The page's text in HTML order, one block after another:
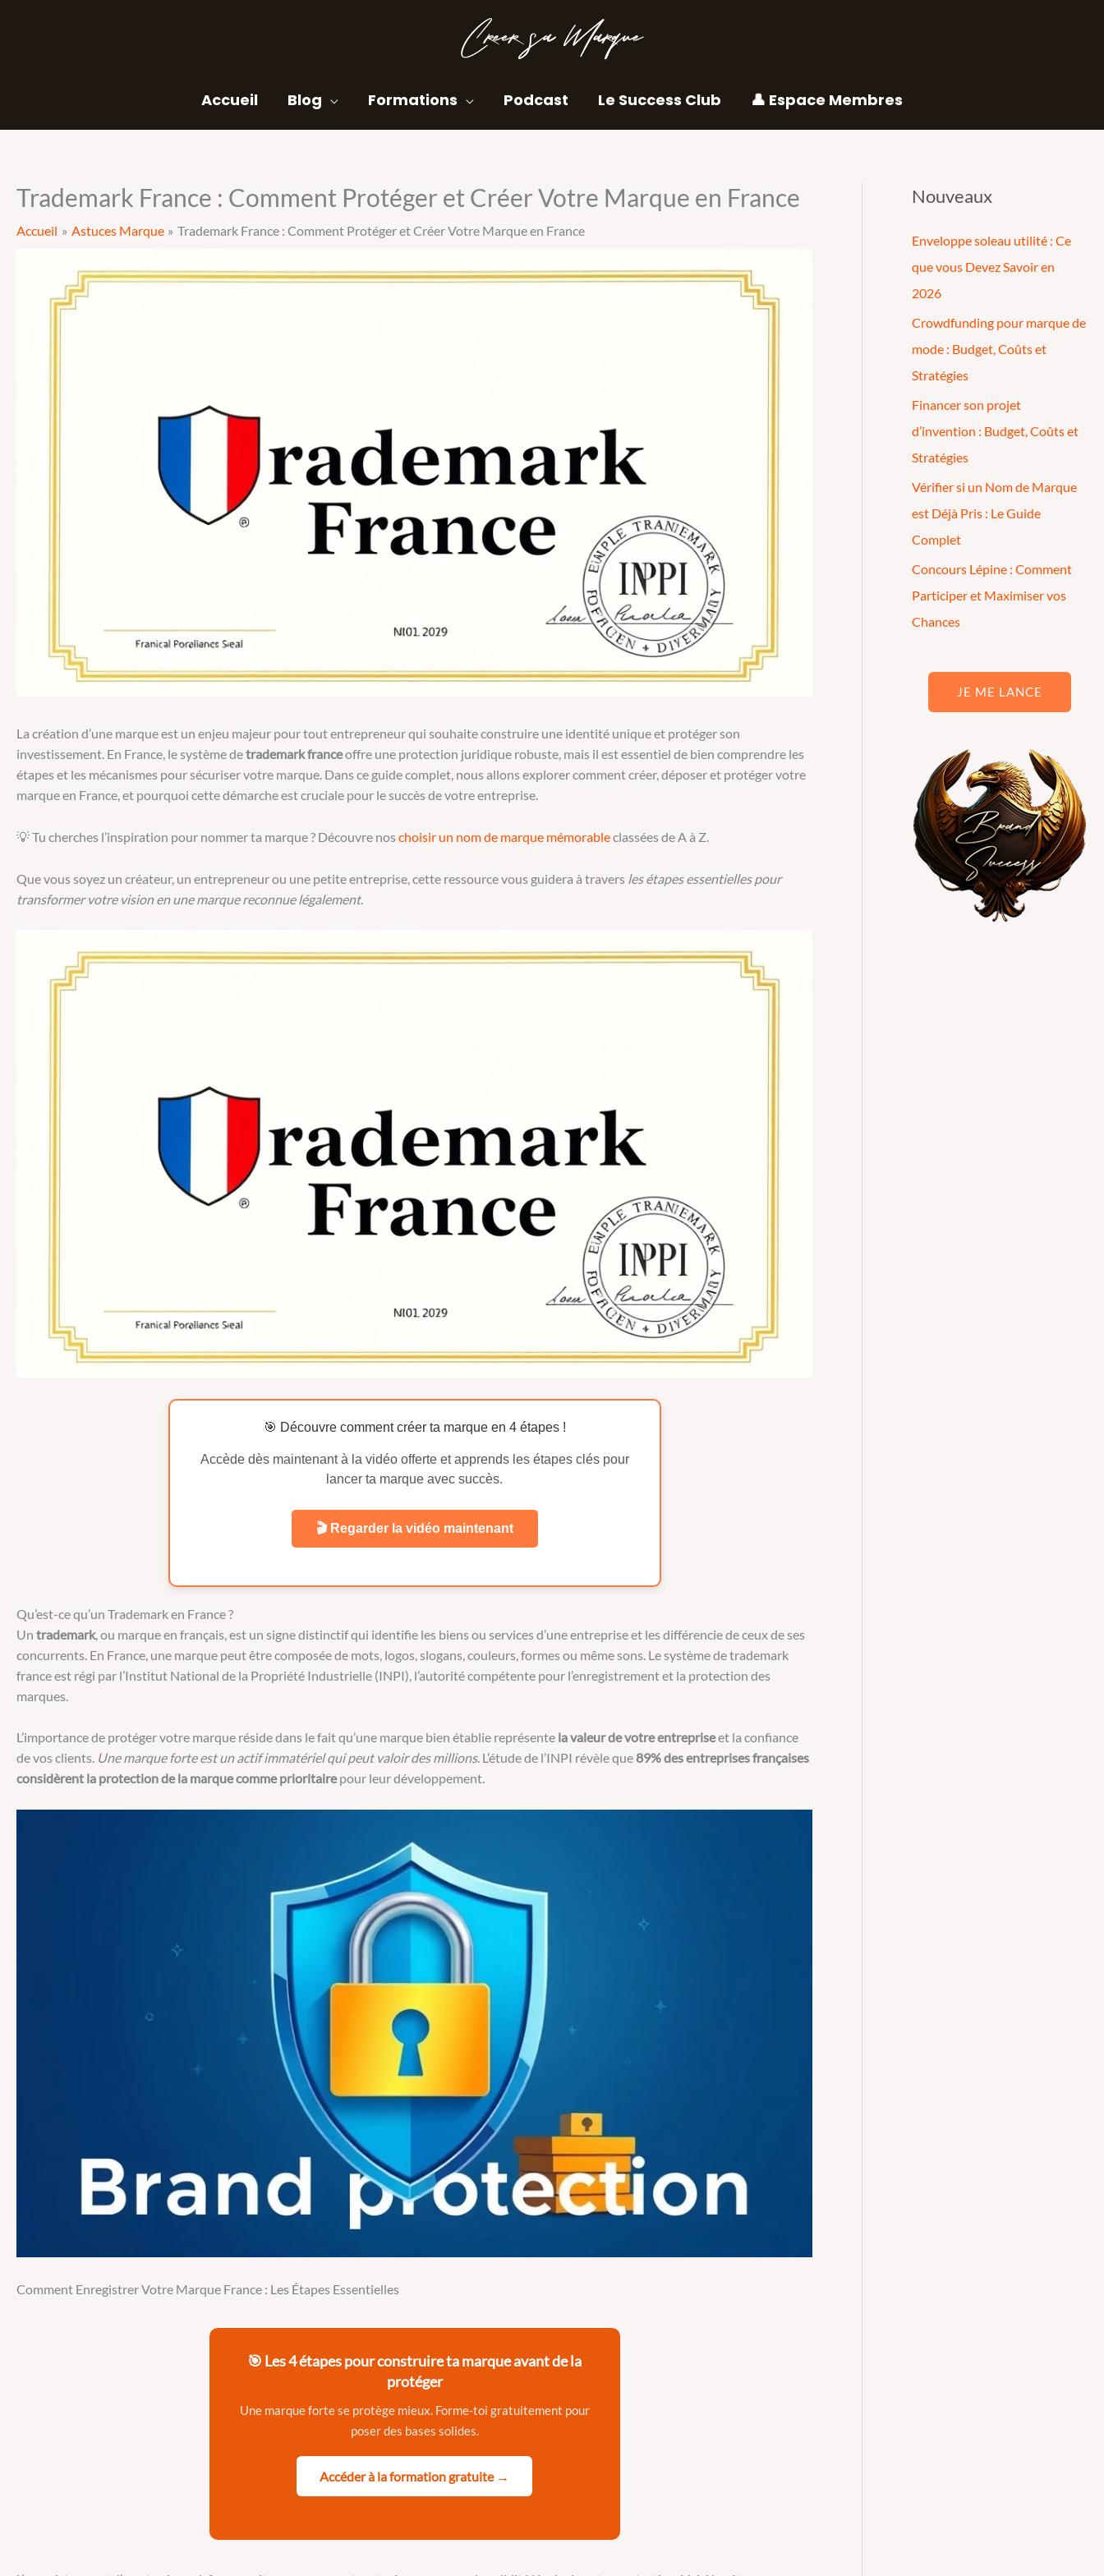
Accueil Blog Formations Podcast Le Success Club 👤 Espace Membres
Trademark France : Comment Protéger et Créer Votre Marque en France
Accueil Astuces Marque Trademark France : Comment Protéger et Créer Votre Marque en France
La création d’une marque est un enjeu majeur pour tout entrepreneur qui souhaite construire une identité unique et protéger son
investissement. En France, le système detrademark franceoffre une protection juridique robuste, mais il est essentiel de bien comprendre les
étapes et les mécanismes pour sécuriser votre marque. Dans ce guide complet, nous allons explorer comment créer, déposer et protéger votre
marque en France, et pourquoi cette démarche est cruciale pour le succès de votre entreprise.
💡 Tu cherches l’inspiration pour nommer ta marque ? Découvre noschoisir un nom de marque mémorableclassées de A à Z.
Que vous soyez un créateur, un entrepreneur ou une petite entreprise, cette ressource vous guidera à travers les étapes essentielles pour
transformer votre vision en une marque reconnue légalement.
🎯 Découvre comment créer ta marque en 4 étapes !
Accède dès maintenant à la vidéo offerte et apprends les étapes clés pour
lancer ta marque avec succès.
🎬 Regarder la vidéo maintenant
Qu’est-ce qu’un Trademark en France ?
Un trademark, ou marque en français, est un signe distinctif qui identifie les biens ou services d’une entreprise et les différencie de ceux de ses
concurrents. En France, une marque peut être composée de mots, logos, slogans, couleurs, formes ou même sons. Le système de trademark
france est régi par l’Institut National de la Propriété Industrielle (INPI), l’autorité compétente pour l’enregistrement et la protection des
marques.
L’importance de protéger votre marque réside dans le fait qu’une marque bien établie représente la valeur de votre entrepriseet la confiance
de vos clients. Une marque forte est un actif immatériel qui peut valoir des millions. L’étude de l’INPI révèle que89% des entreprises françaises
considèrent la protection de la marque comme prioritairepour leur développement.
Comment Enregistrer Votre Marque France : Les Étapes Essentielles
🎯 Les 4 étapes pour construire ta marque avant de la
protéger
Une marque forte se protège mieux. Forme-toi gratuitement pour
poser des bases solides.
Accéder à la formation gratuite →
Nouveaux
Enveloppe soleau utilité : Ce
que vous Devez Savoir en
2026
Crowdfunding pour marque de
mode : Budget, Coûts et
Stratégies
Financer son projet
d’invention : Budget, Coûts et
Stratégies
Vérifier si un Nom de Marque
est Déjà Pris : Le Guide
Complet
Concours Lépine : Comment
Participer et Maximiser vos
Chances
JE ME LANCE